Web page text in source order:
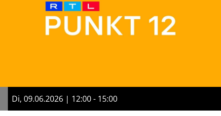
Di, 09.06.2026 | 12:00 - 15:00